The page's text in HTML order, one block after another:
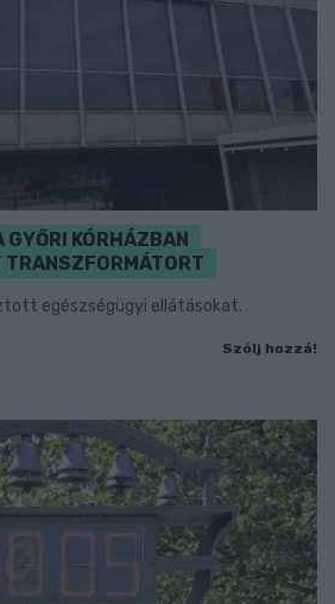
GYŐRI KÓRHÁZBAN
TRANSZFORMÁTORT
egészségügyi ellátásokat.
Szólj hozzá!